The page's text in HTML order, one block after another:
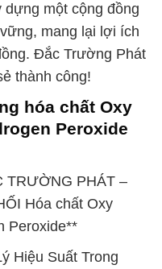
dựng một cộng đồng
mang lại lợi ích
Đắc Trường Phát
thành công!
hóa chất Oxy
Peroxide
TRƯỜNG PHÁT –
Hóa chất Oxy
Peroxide**
Hiệu Suất Trong